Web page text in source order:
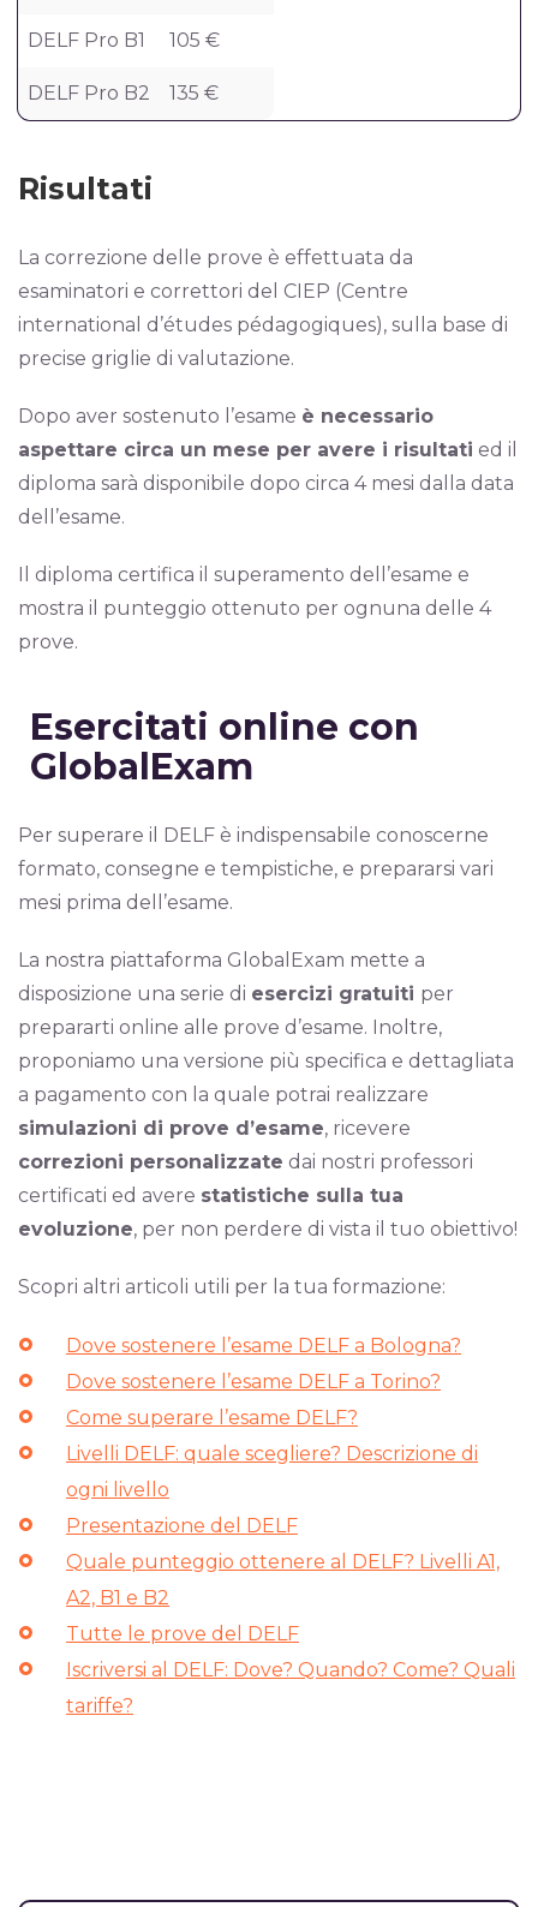
DELF Pro B1 105 €
DELF Pro B2 135 €
Risultati
La correzione delle prove è effettuata da
esaminatori e correttori del CIEP (Centre
international d’études pédagogiques), sulla base di
precise griglie di valutazione.
Dopo aver sostenuto l’esame è necessario
aspettare circa un mese per avere i risultati ed il
diploma sarà disponibile dopo circa 4 mesi dalla data
dell’esame.
Il diploma certifica il superamento dell’esame e
mostra il punteggio ottenuto per ognuna delle 4
prove.
Esercitati online con
GlobalExam
Per superare il DELF è indispensabile conoscerne
formato, consegne e tempistiche, e prepararsi vari
mesi prima dell’esame.
La nostra piattaforma GlobalExam mette a
disposizione una serie di esercizi gratuiti per
prepararti online alle prove d’esame. Inoltre,
proponiamo una versione più specifica e dettagliata
a pagamento con la quale potrai realizzare
simulazioni di prove d’esame, ricevere
correzioni personalizzate dai nostri professori
certificati ed avere statistiche sulla tua
evoluzione, per non perdere di vista il tuo obiettivo!
Scopri altri articoli utili per la tua formazione:
Dove sostenere l’esame DELF a Bologna?
Dove sostenere l’esame DELF a Torino?
Come superare l’esame DELF?
Livelli DELF: quale scegliere? Descrizione di
ogni livello
Presentazione del DELF
Quale punteggio ottenere al DELF? Livelli A1,
A2, B1 e B2
Tutte le prove del DELF
Iscriversi al DELF: Dove? Quando? Come? Quali
tariffe?